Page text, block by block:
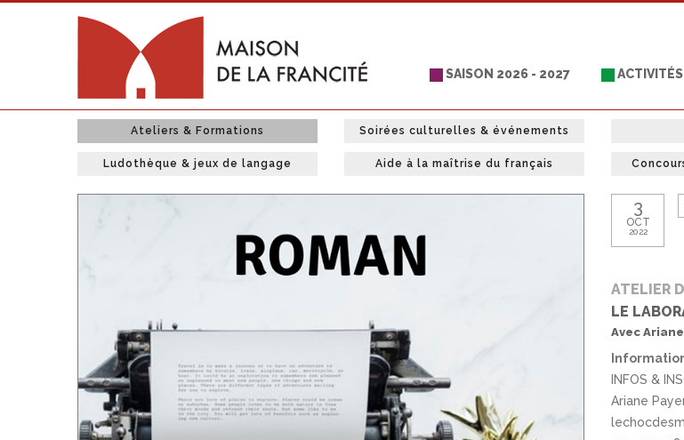
SAISON 2026 - 2027 ACTIVITÉS
Ateliers & Formations Soirées culturelles & événements
Ludothèque & jeux de langage Aide à la maîtrise du français
3
OCT
2022
ATELIER
LE
Avec
INFOS &
Ariane